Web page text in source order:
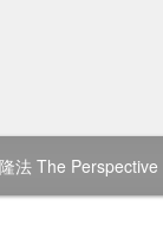
法 The Perspective